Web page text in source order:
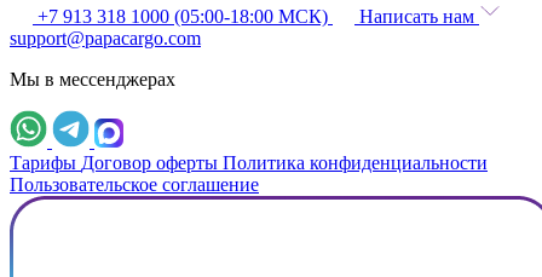
+7 913 318 1000 (05:00-18:00 МСК)
Написать нам
support@papacargo.com
Мы в мессенджерах
Тарифы Договор оферты Политика конфиденциальности
Пользовательское соглашение